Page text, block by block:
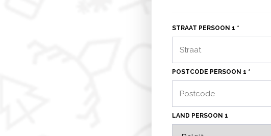
STRAAT PERSOON 1 *
POSTCODE PERSOON 1 *
LAND PERSOON 1